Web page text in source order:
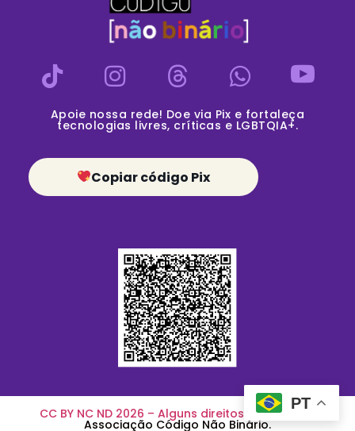
Apoie nossa rede! Doe via Pix e fortaleça
tecnologias livres, críticas e LGBTQIA+.
Copiar código Pix
CC BY NC ND 2026 – Alguns direitos reservados
Associação Código Não Binário.
PT